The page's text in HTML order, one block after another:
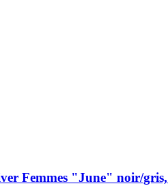
Femmes "June" noir/